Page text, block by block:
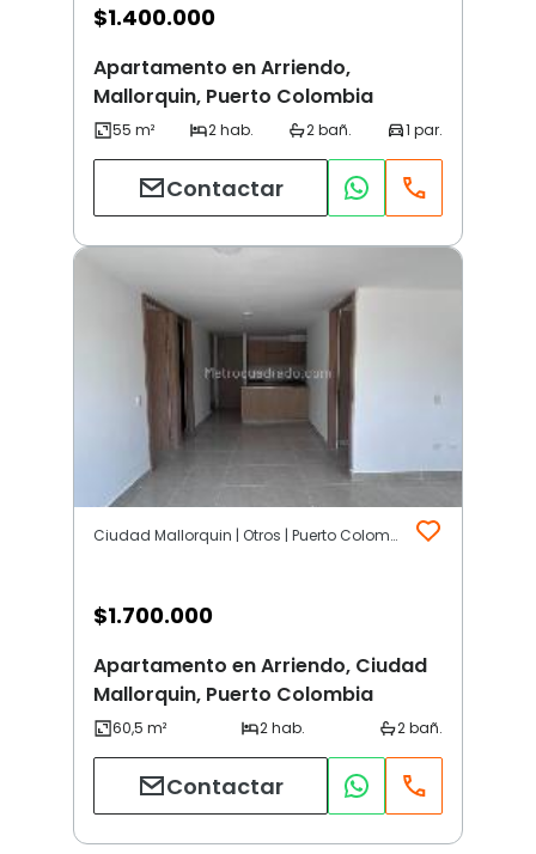
$1.400.000
Apartamento en Arriendo,
Mallorquin, Puerto Colombia
Contactar
Ciudad Mallorquin | Otros | Puerto Colombia
$1.700.000
Apartamento en Arriendo, Ciudad
Mallorquin, Puerto Colombia
Contactar